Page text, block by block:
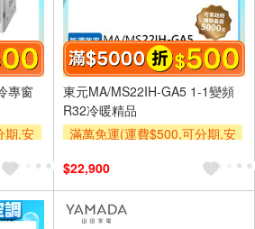
專窗
期,安
付
東元MA/MS22IH-GA5 1-1變頻
R32冷暖精品
滿萬免運(運費$500,可分期,安
及使用6期以上分期0利率,需付
基本安裝運費)
滿額折$500
$22,900